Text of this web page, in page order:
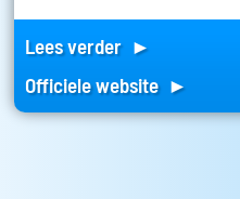
Lees verder ►
Officiele website ►